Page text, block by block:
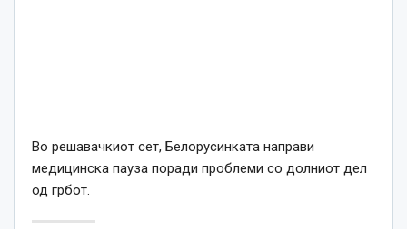
Во решавачкиот сет, Белорусинката направи
медицинска пауза поради проблеми со долниот дел
од грбот.